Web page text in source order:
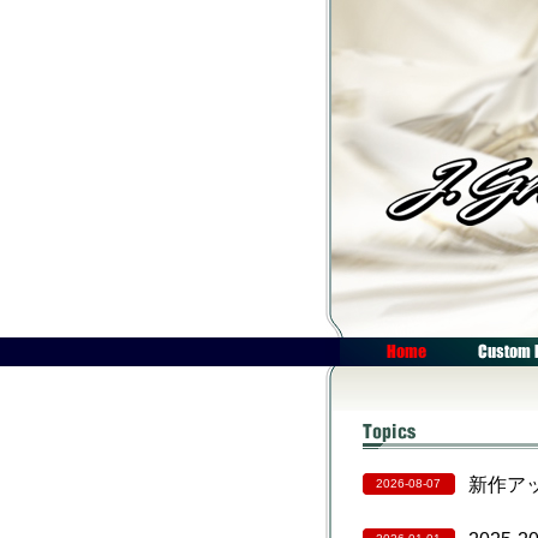
2026-08-07 新作ア